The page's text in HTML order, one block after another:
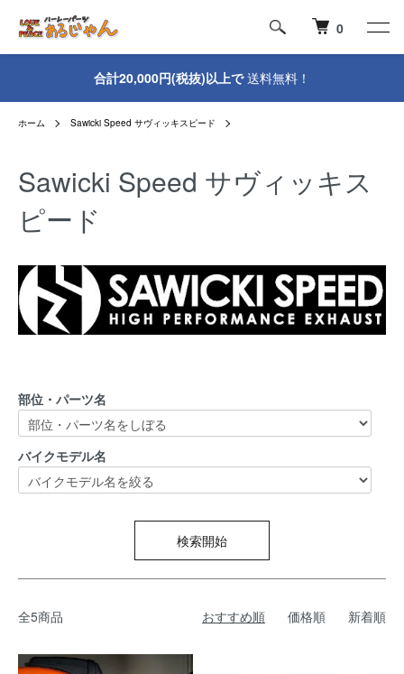
0
合計20,000円(税抜)以上で送料無料！
ホーム Sawicki Speed サヴィッキスピード
Sawicki Speed サヴィッキス
ピード
部位・パーツ名
バイクモデル名
検索開始
全5商品 おすすめ順 価格順 新着順